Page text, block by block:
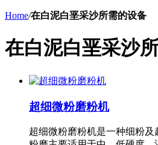
Home/在白泥白垩采沙所需的设备
在白泥白垩采沙
超细微粉磨粉机
超细微粉磨粉机是一种细粉